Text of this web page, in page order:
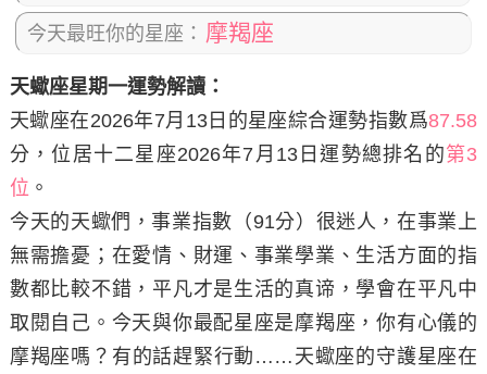
今天最旺你的星座： 摩羯座
天蠍座星期一運勢解讀：
天蠍座在2026年7月13日 的星座綜合運勢指數爲87.58
分，位居十二星座2026年7月13日運勢總排名的第3
位 。
今天的天蠍們，事業指數（91分）很迷人，在事業上
無需擔憂；在愛情、財運、事業學業、生活方面的指
數都比較不錯，平凡才是生活的真谛，學會在平凡中
取閱自己。今天與你最配星座是摩羯座，你有心儀的
摩羯座嗎？有的話趕緊行動……天蠍座的守護星座在